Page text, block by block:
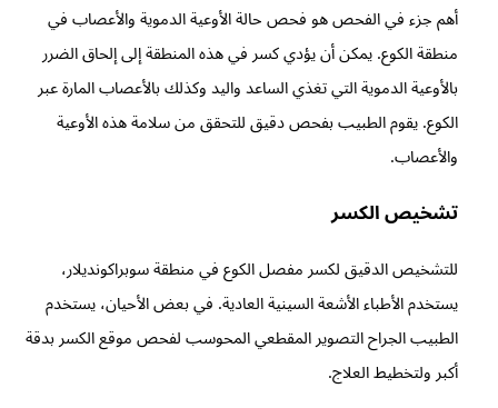
أهم جزء في الفحص هو فحص حالة الأوعية الدموية والأعصاب في
منطقة الكوع. يمكن أن يؤدي كسر في هذه المنطقة إلى إلحاق الضرر
بالأوعية الدموية التي تغذي الساعد واليد وكذلك بالأعصاب المارة عبر
الكوع. يقوم الطبيب بفحص دقيق للتحقق من سلامة هذه الأوعية
والأعصاب.
تشخيص الكسر
للتشخيص الدقيق لكسر مفصل الكوع في منطقة سوبراكونديلار،
يستخدم الأطباء الأشعة السينية العادية. في بعض الأحيان، يستخدم
الطبيب الجراح التصوير المقطعي المحوسب لفحص موقع الكسر بدقة
أكبر ولتخطيط العلاج.